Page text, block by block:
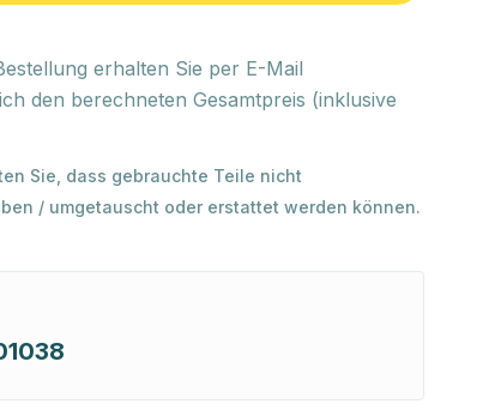
erhalten Sie per E-Mail
den berechneten Gesamtpreis (inklusive
Sie, dass gebrauchte Teile nicht
/ umgetauscht oder erstattet werden können.